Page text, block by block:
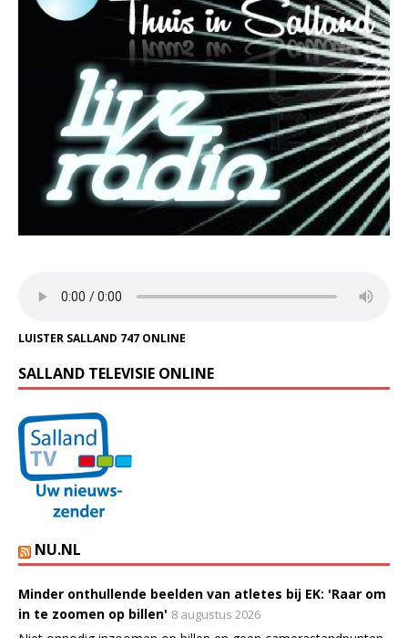
LUISTER SALLAND 747 ONLINE
SALLAND TELEVISIE ONLINE
NU.NL
Minder onthullende beelden van atletes bij EK: 'Raar om
in te zoomen op billen' 8 augustus 2026